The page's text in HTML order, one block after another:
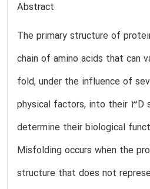
Abstract
The primary structure of
chain of amino acids that can
fold, under the influence of
physical factors, into their 3D
determine their biological
Misfolding occurs when the
structure that does not